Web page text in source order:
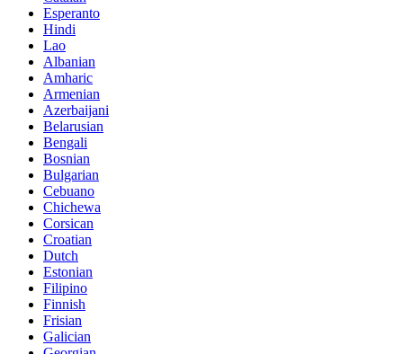
Esperanto
Hindi
Lao
Albanian
Amharic
Armenian
Azerbaijani
Belarusian
Bengali
Bosnian
Bulgarian
Cebuano
Chichewa
Corsican
Croatian
Dutch
Estonian
Filipino
Finnish
Frisian
Galician